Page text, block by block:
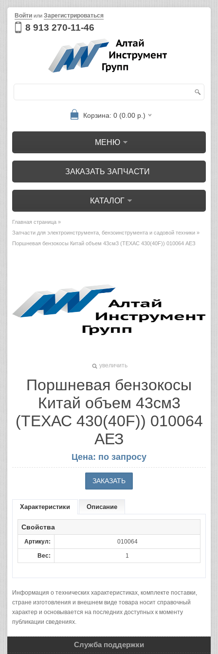
8 913 270-11-46
Войти или Зарегистрироваться
Корзина: 0 (0.00 р.)
МЕНЮ
ЗАКАЗАТЬ ЗАПЧАСТИ
КАТАЛОГ
Главная страница »
Запчасти для электроинструмента, бензоинструмента и садовой техники »
Поршневая бензокосы Китай объем 43см3 (ТЕХАС 430(40F)) 010064 АЕЗ
увеличить
Поршневая бензокосы
Китай объем 43см3
(ТЕХАС 430(40F)) 010064
АЕЗ
Цена: по запросу
Характеристики Описание
Свойства
Артикул: 010064
Вес: 1
Информация о технических характеристиках, комплекте поставки,
стране изготовления и внешнем виде товара носит справочный
характер и основывается на последних доступных к моменту
публикации сведениях.
Служба поддержки